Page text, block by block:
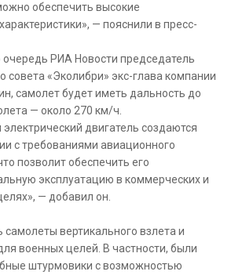
обеспечить высокие
— пояснили в пресс-
РИА Новости председатель
совета «Эколибри» экс-глава компании
самолет будет иметь дальность до
— около 270 км/ч.
двигатель создаются
с требованиями авиационного
позволит обеспечить его
эксплуатацию в коммерческих и
— добавил он.
вертикального взлета и
военных целей. В частности, были
штурмовики с возможностью